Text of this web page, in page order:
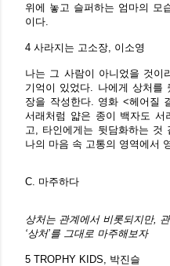
위에 놓고 슬퍼하는 엄마의 모
이다.
4 사라지는 고소장, 이소영
나는 그 사람이 아니었을 것이
기억이 있었다. 나에게 상처를
장을 작성한다. 영화 <헤어질
서래처럼 얇은 종이 백자도 서
고, 타인에게는 뒷담화하는 것
나의 마음 속 고통의 영역에서
C. 마주하다
상처는 관계에서 비롯되지만,
‘상처’를 그대로 마주해보자
5 TROPHY KIDS, 박진슬